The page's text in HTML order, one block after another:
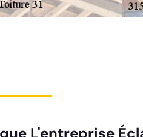
L'entreprise